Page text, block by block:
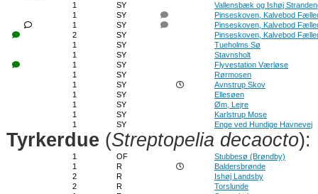
1
SY
Vallensbæk og Ishøj
1
SY
Pinseskoven, Kalvebod
1
SY
Pinseskoven, Kalvebod
2
SY
Pinseskoven, Kalvebod
1
SY
Tueholms Sø
1
SY
Stavnsholt
1
SY
Flyvestation Værløse
1
SY
Rørmosen
1
SY
Avnstrup Skov
1
SY
Ellesøen
1
SY
Øm, Lejre
1
SY
Karlstrup Mose
1
SY Enge ved Hundige Havnevej
Tyrkerdue (Streptopelia decaocto):
1 OF
Stubbesø (Brøndby)
1
R
Baldersbrønde
2
R
Ishøj Landsby
2
R
Torslunde